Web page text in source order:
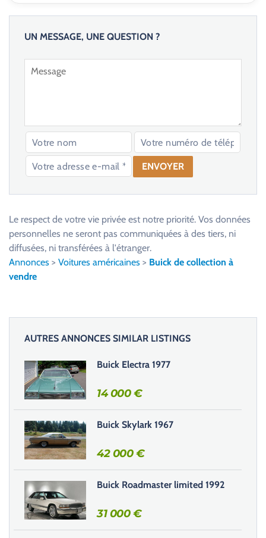
UN MESSAGE, UNE QUESTION ?
e
s
e
r
c
e
c
h
a
m
p
v
i
d
Le respect de votre vie privée est notre priorité. Vos données
personnelles ne seront pas communiquées à des tiers, ni
diffusées, ni transférées à l'étranger.
Annonces > Voitures américaines > Buick de collection à
vendre
AUTRES ANNONCES SIMILAR LISTINGS
Buick Electra 1977
14 000€
Buick Skylark 1967
42 000€
Buick Roadmaster limited 1992
31 000€